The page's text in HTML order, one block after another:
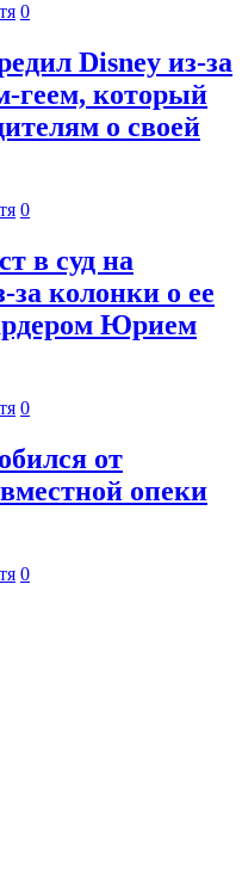
0
Disney из-за
геем, который
о своей
0
в суд на
колонки о ее
Юрием
0
от
опеки
0